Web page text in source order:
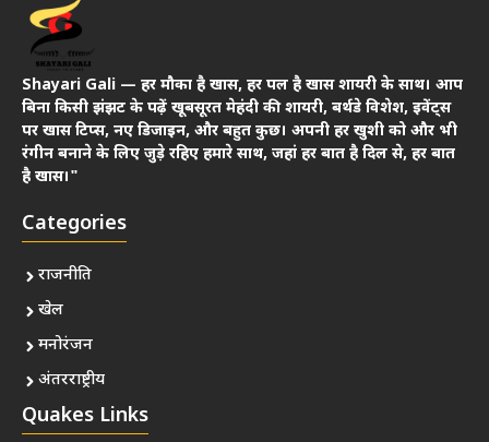
Shayari Gali — हर मौका है खास, हर पल है खास शायरी के साथ। आप
बिना किसी झंझट के पढ़ें खूबसूरत मेहंदी की शायरी, बर्थडे विशेश, इवेंट्स
पर खास टिप्स, नए डिजाइन, और बहुत कुछ। अपनी हर खुशी को और भी
रंगीन बनाने के लिए जुड़े रहिए हमारे साथ, जहां हर बात है दिल से, हर बात
है खास।"
Categories
राजनीति
खेल
मनोरंजन
अंतरराष्ट्रीय
Quakes Links